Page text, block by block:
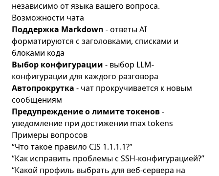
независимо от языка вашего вопроса.
Возможности чата
Поддержка Markdown - ответы AI
форматируются с заголовками, списками и
блоками кода
Выбор конфигурации - выбор LLM-
конфигурации для каждого разговора
Автопрокрутка - чат прокручивается к новым
сообщениям
Предупреждение о лимите токенов-
уведомление при достижении max tokens
Примеры вопросов
“Что такое правило CIS 1.1.1.1?”
“Как исправить проблемы с SSH-конфигурацией?”
“Какой профиль выбрать для веб-сервера на